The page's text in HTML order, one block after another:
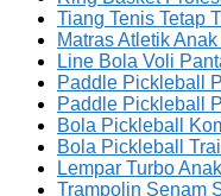
Tiang Tenis Tetap
Matras Atletik
Line Bola Voli
Paddle Pickleball
Paddle Pickleball
Bola Pickleball
Bola Pickleball
Lempar Turbo
Trampolin Senam